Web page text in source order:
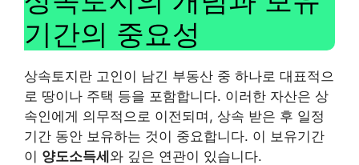
기간의 중요성
상속토지란 고인이 남긴 부동산 중 하나로 대표적으
로 땅이나 주택 등을 포함합니다. 이러한 자산은 상
속인에게 의무적으로 이전되며, 상속 받은 후 일정
기간 동안 보유하는 것이 중요합니다. 이 보유기간
이 양도소득세 와 깊은 연관이 있습니다.